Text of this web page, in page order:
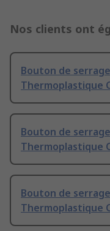
Nos clients ont
Bouton de serrage
Thermoplastique
Bouton de serrage
Thermoplastique
Bouton de serrage
Thermoplastique